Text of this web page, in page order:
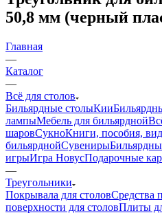
50,8 мм (черный
Главная
—
Каталог
—
Всё для столов
Бильярдные столыКии
лампыМебель для бильярдной
шаровСукноКниги, пособия,
бильярднойСувениры
игрыИгра НовусПодарочные
—
Треугольники
Покрывала для столовСредства
поверхности для столовПлиты